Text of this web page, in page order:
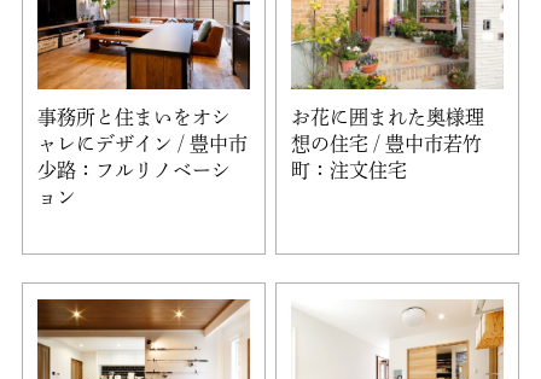
事務所と住まいをオシ
ャレにデザイン / 豊中市
少路：フルリノベーシ
ョン
お花に囲まれた奥様理
想の住宅 / 豊中市若竹
町：注文住宅